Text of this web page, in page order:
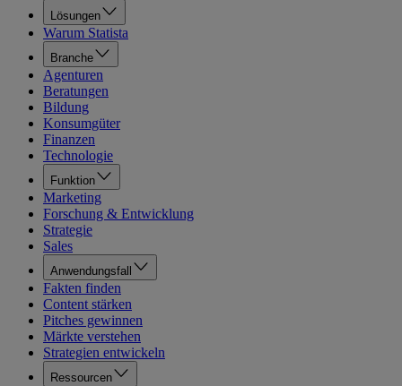
Lösungen
Warum Statista
Branche
Agenturen
Beratungen
Bildung
Konsumgüter
Finanzen
Technologie
Funktion
Marketing
Forschung & Entwicklung
Strategie
Sales
Anwendungsfall
Fakten finden
Content stärken
Pitches gewinnen
Märkte verstehen
Strategien entwickeln
Ressourcen